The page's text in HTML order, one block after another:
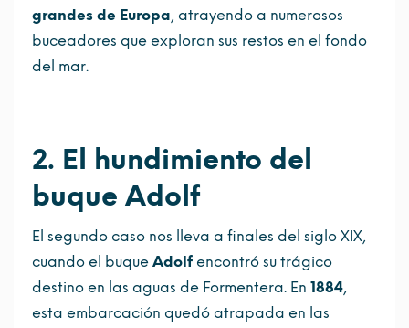
grandes de Europa, atrayendo a numerosos
buceadores que exploran sus restos en el fondo
del mar.
2. El hundimiento del
buque Adolf
El segundo caso nos lleva a finales del siglo XIX,
cuando el buque Adolf encontró su trágico
destino en las aguas de Formentera. En 1884,
esta embarcación quedó atrapada en las